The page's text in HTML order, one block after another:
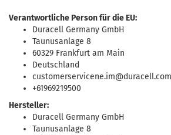
Verantwortliche Person für die EU:
Duracell Germany GmbH
Taunusanlage 8
60329 Frankfurt am Main
Deutschland
customerservicene.im@duracell.com
+61969219500
Hersteller:
Duracell Germany GmbH
Taunusanlage 8